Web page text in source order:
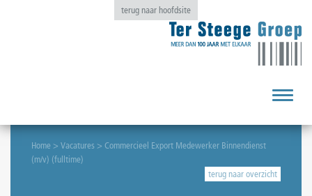
terug naar hoofdsite
Toggle
Home > Vacatures > Commercieel Export Medewerker Binnendienst
(m/v) (fulltime)
terug naar overzicht